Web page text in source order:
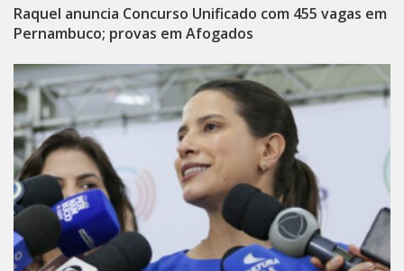
Raquel anuncia Concurso Unificado com 455 vagas em
Pernambuco; provas em Afogados